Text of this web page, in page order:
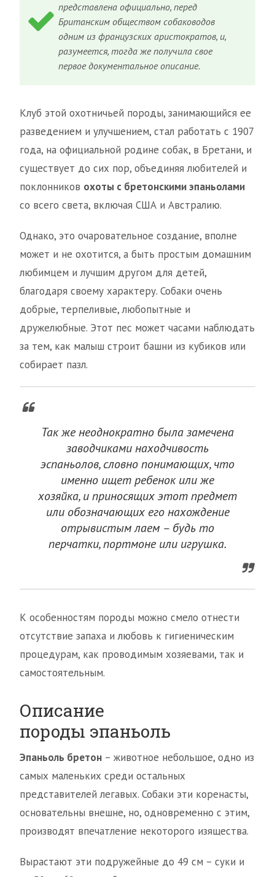
представлена официально, перед
Британским обществом собаководов
одним из французских аристократов, и,
разумеется, тогда же получила свое
первое документальное описание.
Клуб этой охотничьей породы, занимающийся ее
разведением и улучшением, стал работать с 1907
года, на официальной родине собак, в Бретани, и
существует до сих пор, объединяя любителей и
поклонников охоты с бретонскими эпаньолами
со всего света, включая США и Австралию.
Однако, это очаровательное создание, вполне
может и не охотится, а быть простым домашним
любимцем и лучшим другом для детей,
благодаря своему характеру. Собаки очень
добрые, терпеливые, любопытные и
дружелюбные. Этот пес может часами наблюдать
за тем, как малыш строит башни из кубиков или
собирает пазл.
Так же неоднократно была замечена
заводчиками находчивость
эспаньолов, словно понимающих, что
именно ищет ребенок или же
хозяйка, и приносящих этот предмет
или обозначающих его нахождение
отрывистым лаем – будь то
перчатки, портмоне или игрушка.
К особенностям породы можно смело отнести
отсутствие запаха и любовь к гигиеническим
процедурам, как проводимым хозяевами, так и
самостоятельным.
Описание
породы эпаньоль
Эпаньоль бретон – животное небольшое, одно из
самых маленьких среди остальных
представителей легавых. Собаки эти коренасты,
основательны внешне, но, одновременно с этим,
производят впечатление некоторого изящества.
Вырастают эти подружейные до 49 см – суки и